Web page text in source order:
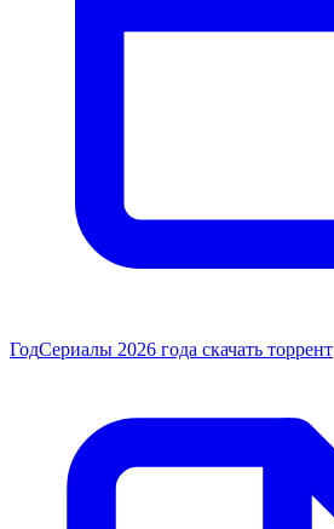
ГодСериалы 2026 года скачать торрент